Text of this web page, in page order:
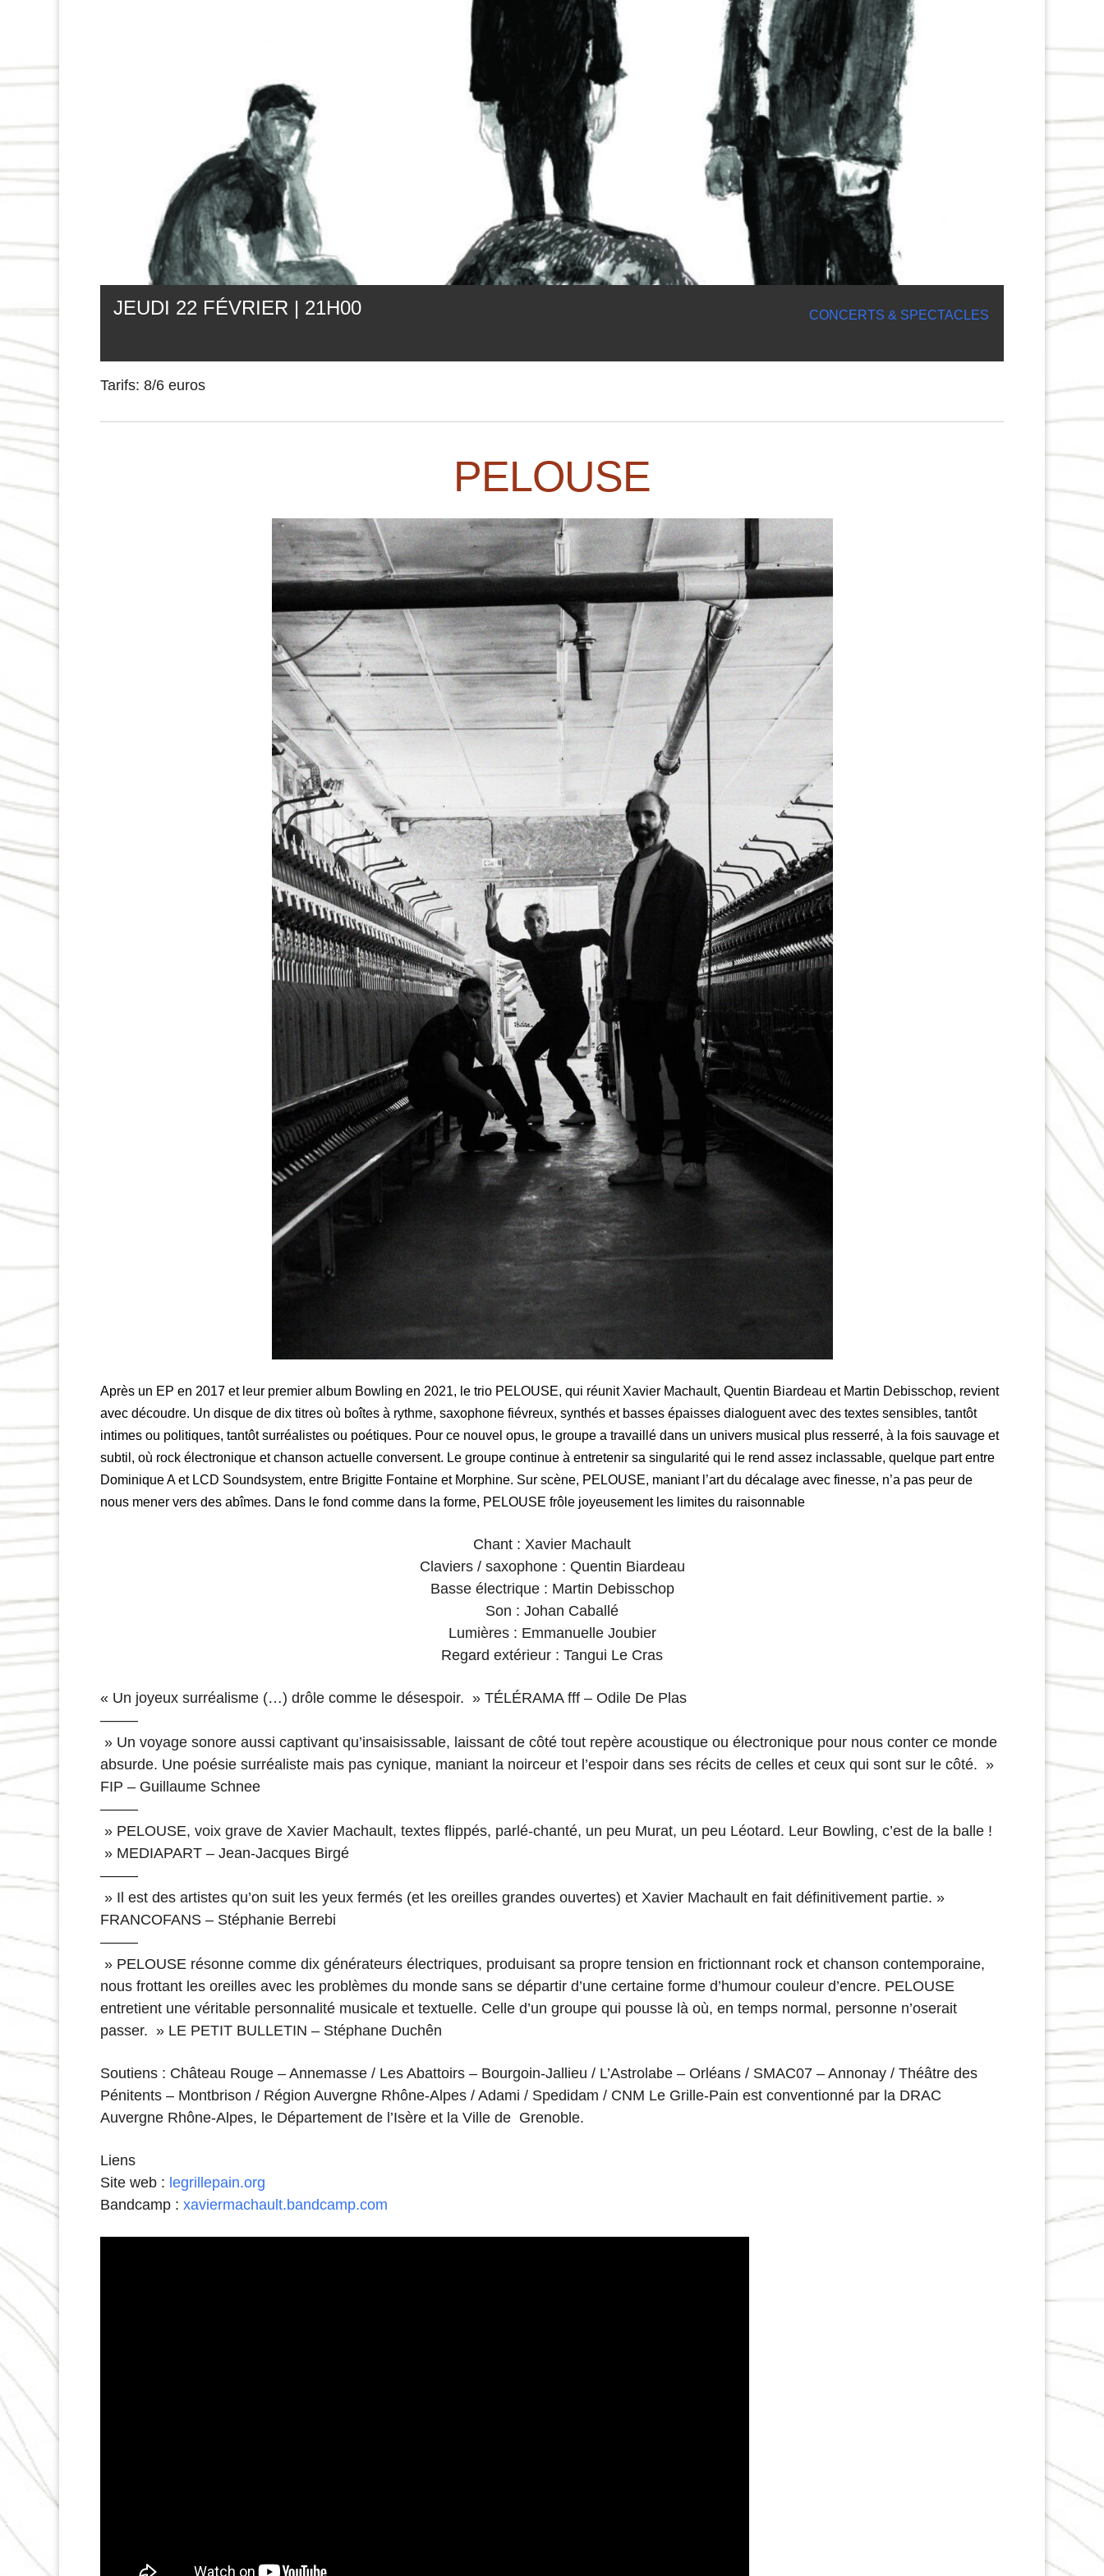
JEUDI 22 FÉVRIER | 21H00 CONCERTS & SPECTACLES
Tarifs: 8/6 euros
PELOUSE
Après un EP en 2017 et leur premier album Bowling en 2021, le trio PELOUSE, qui réunit Xavier Machault, Quentin Biardeau et Martin Debisschop, revient
avec découdre. Un disque de dix titres où boîtes à rythme, saxophone fiévreux, synthés et basses épaisses dialoguent avec des textes sensibles, tantôt
intimes ou politiques, tantôt surréalistes ou poétiques. Pour ce nouvel opus, le groupe a travaillé dans un univers musical plus resserré, à la fois sauvage et
subtil, où rock électronique et chanson actuelle conversent. Le groupe continue à entretenir sa singularité qui le rend assez inclassable, quelque part entre
Dominique A et LCD Soundsystem, entre Brigitte Fontaine et Morphine. Sur scène, PELOUSE, maniant l’art du décalage avec finesse, n’a pas peur de
nous mener vers des abîmes. Dans le fond comme dans la forme, PELOUSE frôle joyeusement les limites du raisonnable
Chant : Xavier Machault
Claviers / saxophone : Quentin Biardeau
Basse électrique : Martin Debisschop
Son : Johan Caballé
Lumières : Emmanuelle Joubier
Regard extérieur : Tangui Le Cras
« Un joyeux surréalisme (…) drôle comme le désespoir. » TÉLÉRAMA fff – Odile De Plas
——–
» Un voyage sonore aussi captivant qu’insaisissable, laissant de côté tout repère acoustique ou électronique pour nous conter ce monde
absurde. Une poésie surréaliste mais pas cynique, maniant la noirceur et l’espoir dans ses récits de celles et ceux qui sont sur le côté. »
FIP – Guillaume Schnee
——–
» PELOUSE, voix grave de Xavier Machault, textes flippés, parlé-chanté, un peu Murat, un peu Léotard. Leur Bowling, c’est de la balle !
» MEDIAPART – Jean-Jacques Birgé
——–
» Il est des artistes qu’on suit les yeux fermés (et les oreilles grandes ouvertes) et Xavier Machault en fait définitivement partie. »
FRANCOFANS – Stéphanie Berrebi
——–
» PELOUSE résonne comme dix générateurs électriques, produisant sa propre tension en frictionnant rock et chanson contemporaine,
nous frottant les oreilles avec les problèmes du monde sans se départir d’une certaine forme d’humour couleur d’encre. PELOUSE
entretient une véritable personnalité musicale et textuelle. Celle d’un groupe qui pousse là où, en temps normal, personne n’oserait
passer. » LE PETIT BULLETIN – Stéphane Duchên
Soutiens : Château Rouge – Annemasse / Les Abattoirs – Bourgoin-Jallieu / L’Astrolabe – Orléans / SMAC07 – Annonay / Théâtre des
Pénitents – Montbrison / Région Auvergne Rhône-Alpes / Adami / Spedidam / CNM Le Grille-Pain est conventionné par la DRAC
Auvergne Rhône-Alpes, le Département de l’Isère et la Ville de Grenoble.
Liens
Site web : legrillepain.org
Bandcamp : xaviermachault.bandcamp.com